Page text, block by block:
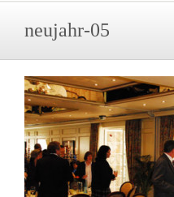
neujahr-05